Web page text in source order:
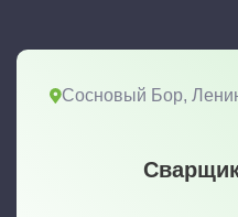
Сосновый Бор,